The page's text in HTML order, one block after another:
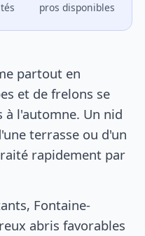
pros disponibles
partout en
et de frelons se
l'automne. Un nid
terrasse ou d'un
rapidement par
Fontaine-
abris favorables